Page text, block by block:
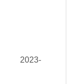
2023-